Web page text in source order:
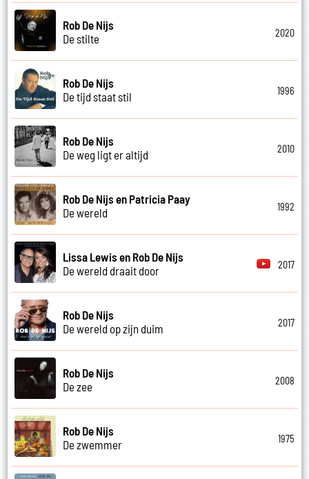
Rob De Nijs
De stilte
2020
Rob De Nijs
De tijd staat stil
1996
Rob De Nijs
De weg ligt er altijd
2010
Rob De Nijs en Patricia Paay
De wereld
1992
Lissa Lewis en Rob De Nijs
De wereld draait door
2017
Rob De Nijs
De wereld op zijn duim
2017
Rob De Nijs
De zee
2008
Rob De Nijs
De zwemmer
1975